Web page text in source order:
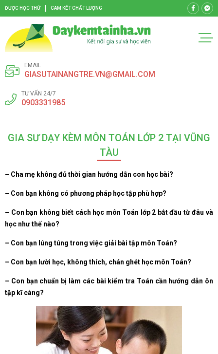
ĐƯỢC HỌC THỬ CAM KẾT CHẤT LƯỢNG
EMAIL
GIASUTAINANGTRE.VN@GMAIL.COM
TƯ VẤN 24/7
0903331985
GIA SƯ DẠY KÈM MÔN TOÁN LỚP 2 TẠI VŨNG
TÀU
– Cha mẹ không đủ thời gian hướng dẫn con học bài?
– Con bạn không có phương pháp học tập phù hợp?
– Con bạn không biết cách học môn Toán lớp 2 bắt đầu từ đâu và
học như thế nào?
– Con bạn lúng túng trong việc giải bài tập môn Toán?
– Con bạn lười học, không thích, chán ghét học môn Toán?
– Con bạn chuẩn bị làm các bài kiểm tra Toán cần hướng dẫn ôn
tập kĩ càng?